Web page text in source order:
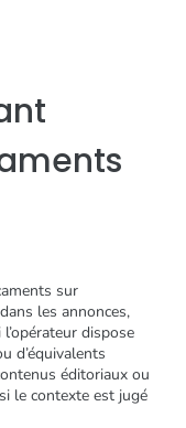
sur
les annonces,
dispose
d’équivalents
éditoriaux ou
le contexte est jugé